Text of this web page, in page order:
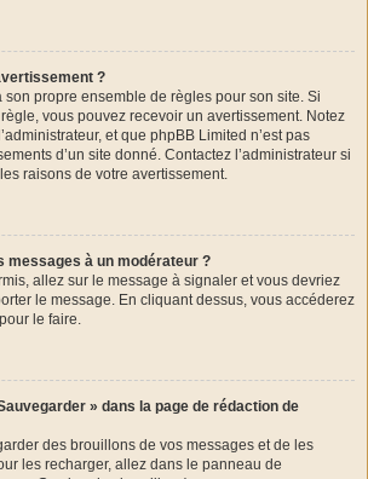
?
propre ensemble de règles pour son site. Si
vous pouvez recevoir un avertissement. Notez
et que phpBB Limited n’est pas
d’un site donné. Contactez l’administrateur si
raisons de votre avertissement.
messages à un modérateur ?
allez sur le message à signaler et vous devriez
le message. En cliquant dessus, vous accéderez
le faire.
» dans la page de rédaction de
des brouillons de vos messages et de les
les recharger, allez dans le panneau de